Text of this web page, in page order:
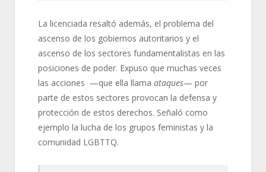
La licenciada resaltó además, el problema del
ascenso de los gobiernos autoritarios y el
ascenso de los sectores fundamentalistas en las
posiciones de poder. Expuso que muchas veces
las acciones —que ella llama ataques— por
parte de estos sectores provocan la defensa y
protección de estos derechos. Señaló como
ejemplo la lucha de los grupos feministas y la
comunidad LGBTTQ.